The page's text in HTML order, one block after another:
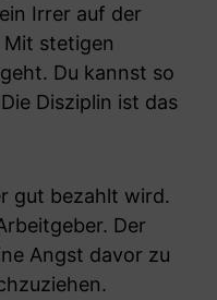
Irrer auf der
stetigen
Du kannst so
Disziplin ist das
gut bezahlt wird.
Der
Angst davor zu